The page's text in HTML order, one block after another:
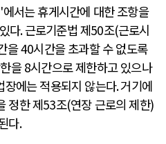
'에서는 휴게시간에 대한 조항을
다.근로기준법 제50조(근로시
을40시간을 초과할 수 없도록
을8시간으로 제한하고 있으나
장에는 적용되지 않는다.거기에
정한 제53조(연장 근로의 제한)
다.